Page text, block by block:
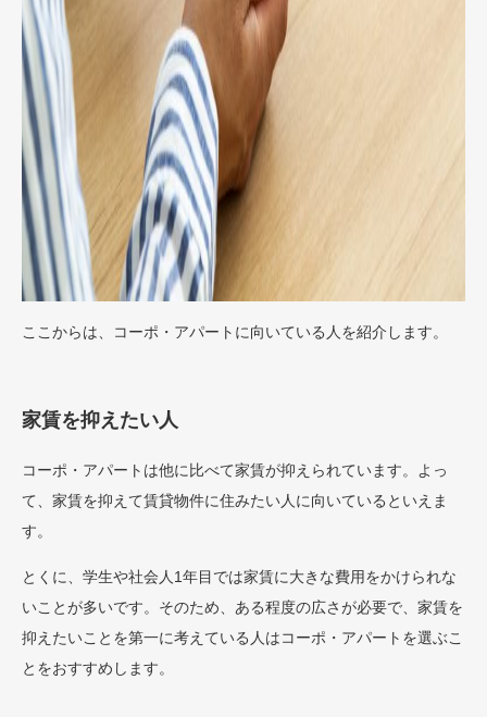
ここからは、コーポ・アパートに向いている人を紹介します。
家賃を抑えたい人
コーポ・アパートは他に比べて家賃が抑えられています。よっ
て、家賃を抑えて賃貸物件に住みたい人に向いているといえま
す。
とくに、学生や社会人1年目では家賃に大きな費用をかけられな
いことが多いです。そのため、ある程度の広さが必要で、家賃を
抑えたいことを第一に考えている人はコーポ・アパートを選ぶこ
とをおすすめします。